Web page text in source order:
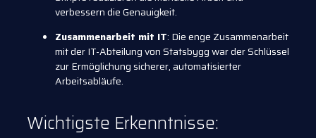
verbessern die Genauigkeit.
Zusammenarbeit mit IT: Die enge Zusammenarbeit
mit der IT-Abteilung von Statsbygg war der Schlüssel
zur Ermöglichung sicherer, automatisierter
Arbeitsabläufe.
Wichtigste Erkenntnisse: